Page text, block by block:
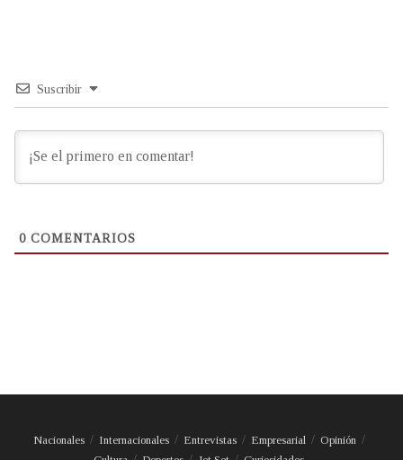
Suscribir
0 COMENTARIOS
Nacionales Internacionales Entrevistas Empresarial
Opinión